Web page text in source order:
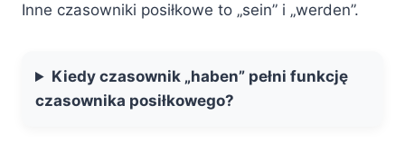
Inne czasowniki posiłkowe to „sein” i „werden”.
Kiedy czasownik „haben” pełni funkcję
czasownika posiłkowego?